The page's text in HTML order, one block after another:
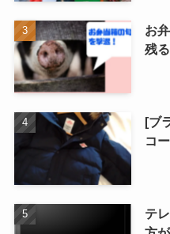
お
残
[ブ
コ
テ